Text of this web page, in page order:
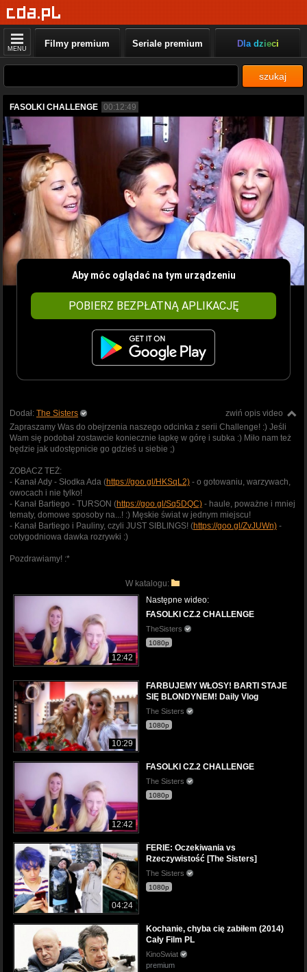
MENU Filmy premium Seriale premium Dla dzieci
szukaj
FASOLKI CHALLENGE 00:12:49
Aby móc oglądać na tym urządzeniu
POBIERZ BEZPŁATNĄ APLIKACJĘ
zwiń opis video
Dodał: The Sisters
Zapraszamy Was do obejrzenia naszego odcinka z serii Challenge! :) Jeśli
Wam się podobał zostawcie koniecznie łapkę w górę i subka :) Miło nam też
będzie jak udostępnicie go gdzieś u siebie ;)
ZOBACZ TEŻ:
- Kanał Ady - Słodka Ada (https://goo.gl/HKSqL2) - o gotowaniu, warzywach,
owocach i nie tylko!
- Kanał Bartiego - TURSON (https://goo.gl/Sq5DQC) - haule, poważne i mniej
tematy, domowe sposoby na...! :) Męskie świat w jednym miejscu!
- Kanał Bartiego i Pauliny, czyli JUST SIBLINGS! (https://goo.gl/ZvJUWn) -
cotygodniowa dawka rozrywki :)
Pozdrawiamy! :*
W katalogu:
12:42
Następne wideo:
FASOLKI CZ.2 CHALLENGE
TheSisters
1080p
10:29
FARBUJEMY WŁOSY! BARTI STAJE
SIĘ BLONDYNEM! Daily Vlog
The Sisters
1080p
12:42
FASOLKI CZ.2 CHALLENGE
The Sisters
1080p
04:24
FERIE: Oczekiwania vs
Rzeczywistość [The Sisters]
The Sisters
1080p
Kochanie, chyba cię zabiłem (2014)
Cały Film PL
KinoSwiat
premium